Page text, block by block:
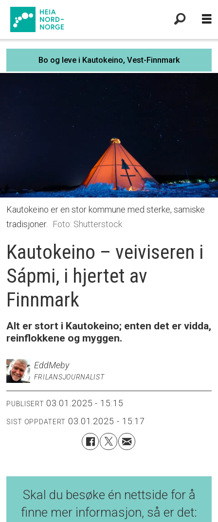
Bo og leve i Kautokeino, Vest-Finnmark
Kautokeino er en stor kommune med sterke, samiske
tradisjoner.
Foto: Shutterstock
Kautokeino – veiviseren i
Sápmi, i hjertet av
Finnmark
Alt er stort i Kautokeino; enten det er vidda,
reinflokkene og myggen.
EddMeby
FRILANSJOURNALIST
PUBLISERT 03.01.2025 - 15:15
SIST OPPDATERT 03.01.2025 - 15:17
Skal du besøke én nettside for å
finne mer informasjon, så er det: